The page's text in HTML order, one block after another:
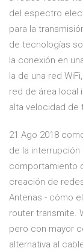
del espectro
para la
de tecnologías
la conexión en
la de una red
red de área local
alta velocidad de
21 Ago 2018
de la interrupción
comportamiento
creación de
Antenas - cómo
router transmite.
pero con mayor
alternativa al